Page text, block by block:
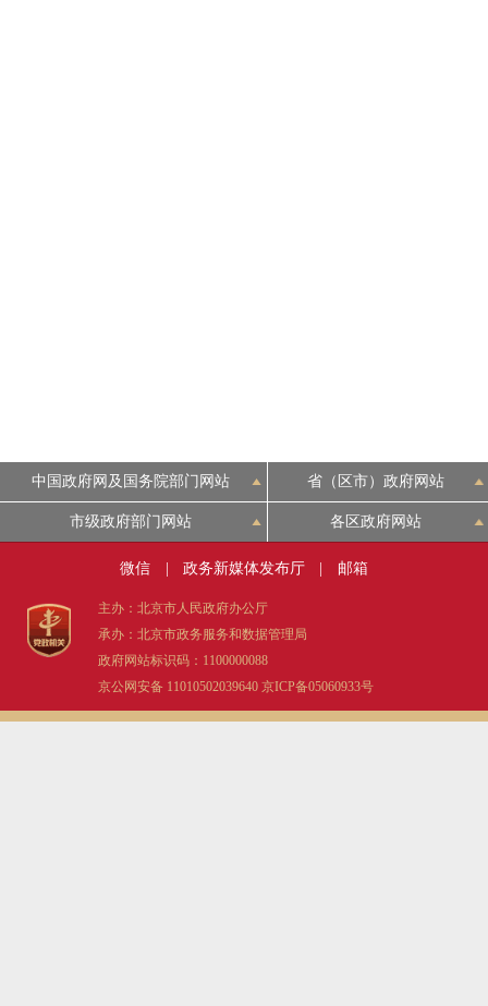
中国政府网及国务院部门网站 省（区市）政府网站
市级政府部门网站 各区政府网站
微信 政务新媒体发布厅 邮箱
主办：北京市人民政府办公厅
承办：北京市政务服务和数据管理局
政府网站标识码：1100000088
京公网安备 11010502039640 京ICP备05060933号